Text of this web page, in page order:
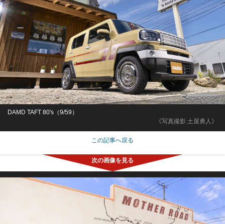
《写真撮影 土屋勇人》
DAMD TAFT 80's（9/59）
この記事へ戻る